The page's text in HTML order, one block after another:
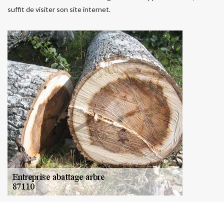
suffit de visiter son site internet.